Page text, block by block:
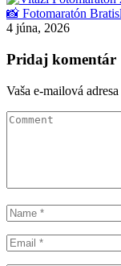
📸 Fotomaratón
4 júna, 2026
Pridaj komentár
Vaša e-mailová